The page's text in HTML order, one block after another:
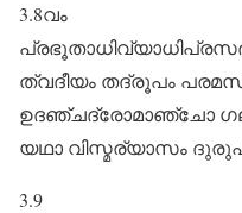
3.8വം
ത്വദീയം തദ്രൂപം
ഉദഞ്ചദ്രോമാഞ്ചോ
യഥാ വിസ്മര്യാസം
3.9